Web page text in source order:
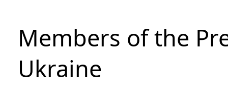
Members of the
Ukraine